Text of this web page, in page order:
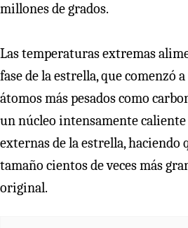
millones de grados.
Las temperaturas extremas
fase de la estrella, que comenzó
átomos más pesados como
un núcleo intensamente caliente
externas de la estrella, haciendo
tamaño cientos de veces más
original.